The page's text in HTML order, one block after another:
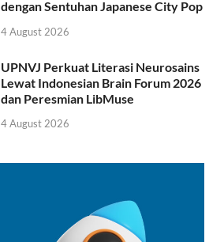
dengan Sentuhan Japanese City Pop
4 August 2026
UPNVJ Perkuat Literasi Neurosains
Lewat Indonesian Brain Forum 2026
dan Peresmian LibMuse
4 August 2026